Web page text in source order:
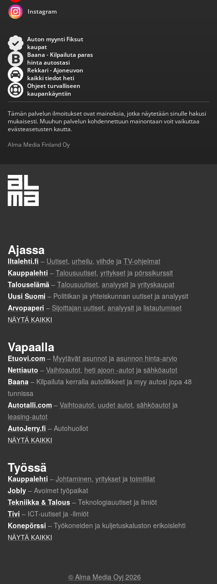
Instagram
Auton myynti Fiksut
kaupat
Baana - Kilpailuta paras
hinta autostasi
Rekkari - Ajoneuvon
kaikki tiedot heti
Ohjeet turvalliseen
kaupankäyntiin
Tämän palvelun ilmoitukset ovat mainoksia, jotka näytetään sinulle hakusi
mukaisesti. Muuhun palvelun kohdennettuun mainontaan voit vaikuttaa
evästeasetusten kautta.
Alma Media Finland Oy